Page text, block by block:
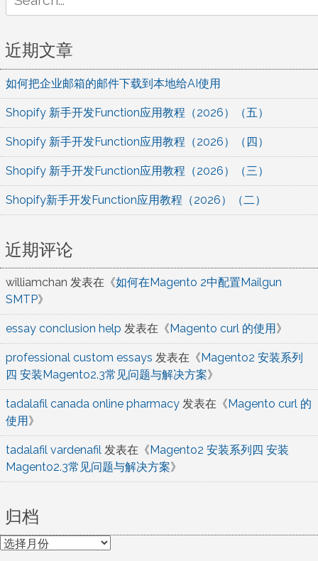
for:
近期文章
如何把企业邮箱的邮件下载到本地给AI使用
Shopify 新手开发Function应用教程（2026）（五）
Shopify 新手开发Function应用教程（2026）（四）
Shopify 新手开发Function应用教程（2026）（三）
Shopify新手开发Function应用教程（2026）（二）
近期评论
williamchan 发表在《如何在Magento 2中配置Mailgun
SMTP》
essay conclusion help 发表在《Magento curl 的使用》
professional custom essays 发表在《Magento2 安装系列
四 安装Magento2.3常见问题与解决方案》
tadalafil canada online pharmacy 发表在《Magento curl 的
使用》
tadalafil vardenafil 发表在《Magento2 安装系列四 安装
Magento2.3常见问题与解决方案》
归档
归